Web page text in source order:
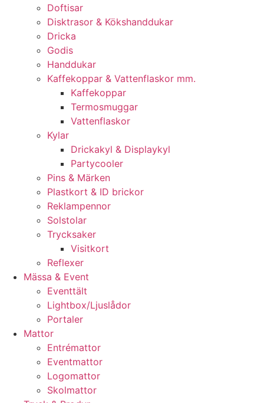
Doftisar
Disktrasor & Kökshanddukar
Dricka
Godis
Handdukar
Kaffekoppar & Vattenflaskor mm.
Kaffekoppar
Termosmuggar
Vattenflaskor
Kylar
Drickakyl & Displaykyl
Partycooler
Pins & Märken
Plastkort & ID brickor
Reklampennor
Solstolar
Trycksaker
Visitkort
Reflexer
Mässa & Event
Eventtält
Lightbox/Ljuslådor
Portaler
Mattor
Entrémattor
Eventmattor
Logomattor
Skolmattor